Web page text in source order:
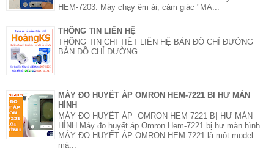
HEM-7203: Máy chạy êm ái, cảm giác "MA...
THÔNG TIN LIÊN HỆ
THÔNG TIN CHI TIẾT LIÊN HỆ BẢN ĐỒ CHỈ ĐƯỜNG
BẢN ĐỒ CHỈ ĐƯỜNG
MÁY ĐO HUYẾT ÁP OMRON HEM-7221 BI HƯ MÀN
HÌNH
MÁY ĐO HUYẾT ÁP OMRON HEM 7221 BỊ HƯ MÀN
HÌNH Máy đo huyết áp Omron Hem-7221 bị hư màn hình
MÁY ĐO HUYẾT ÁP OMRON HEM-7221 là một model
má...